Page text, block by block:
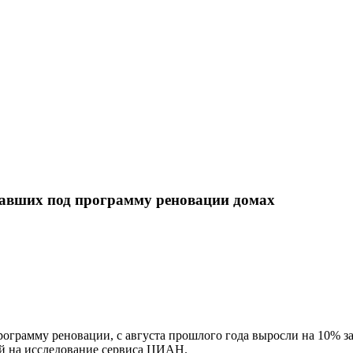
под программу реновации домах
реновации, с августа прошлого года выросли на 10%
на исследование сервиса ЦИАН.